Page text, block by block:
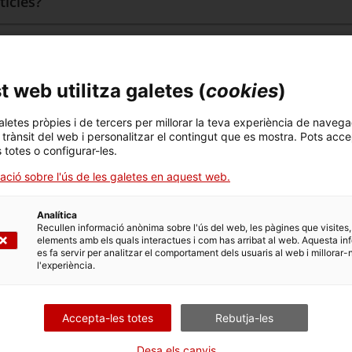
a professionals sanitaris, on el contingut mínim
i el contingut mínim estiguin ubicats en pàgines
medicament, es poden incloure afirmacions sobre
de seguiment addicional, lliurat en el
del nom?
no està comercialitzat encara, es pot incloure
web utilitza galetes (cookies)
pròpies i de tercers per millorar la teva experiència de
del web i personalitzar el contingut que es mostra. Pots
totes o configurar-les.
sobre l'ús de les galetes en aquest web.
Analítica
Recullen informació anònima sobre l'ús del web, les pàgines que
elements amb els quals interactues i com has arribat al web. Aquesta
es fa servir per analitzar el comportament dels usuaris al web i millorar-
l'experiència.
Accepta-les totes Rebutja-les